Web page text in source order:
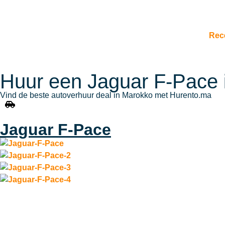
Huur een Jaguar F-Pace
Vind de beste autoverhuur deal in Marokko met Hurento.ma
Jaguar F-Pace